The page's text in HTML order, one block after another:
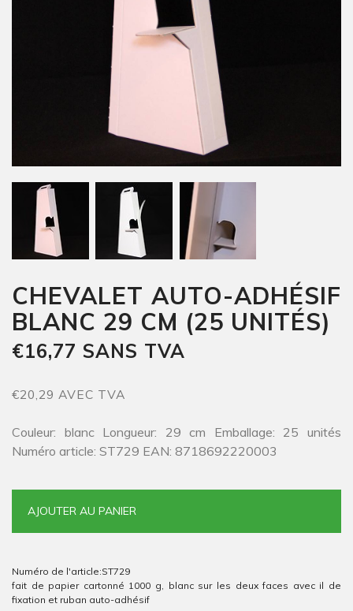
CHEVALET AUTO-ADHÉSIF
BLANC 29 CM (25 UNITÉS)
€16,77 SANS TVA
€20,29 AVEC TVA
Couleur: blanc Longueur: 29 cm Emballage: 25 unités
Numéro article: ST729 EAN: 8718692220003
AJOUTER AU PANIER
Numéro de l'article:ST729
fait de papier cartonné 1000 g, blanc sur les deux faces avec il de
fixation et ruban auto-adhésif